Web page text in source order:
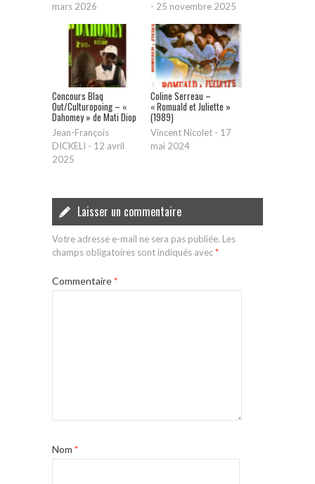
mars 2026
- 25 novembre 2025
Concours Blaq
Out/Culturopoing – «
Dahomey » de Mati Diop
Jean-François
DICKELI - 12 avril
2025
Coline Serreau –
« Romuald et Juliette »
(1989)
Vincent Nicolet - 17
mai 2024
Laisser un commentaire
Votre adresse e-mail ne sera pas publiée. Les
champs obligatoires sont indiqués avec*
Commentaire*
Nom *